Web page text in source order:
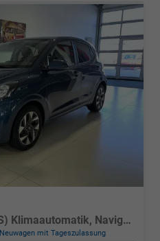
GO+ 1.2 MT 58 kW (79 PS) Klimaautomatik, Navigationssystem, Apple CarPlay & Android Auto, Sitzheizung, Lenkradheizung, Einparkhilfe hinten, Rückfahrkamera, Privacy Glass, 15" Leichtmetallfelgen, uvm.
Neuwagen mit Tageszulassung